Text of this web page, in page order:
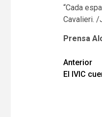
“Cada
Cavalieri. /
Prensa
de
Anterior
El IVIC